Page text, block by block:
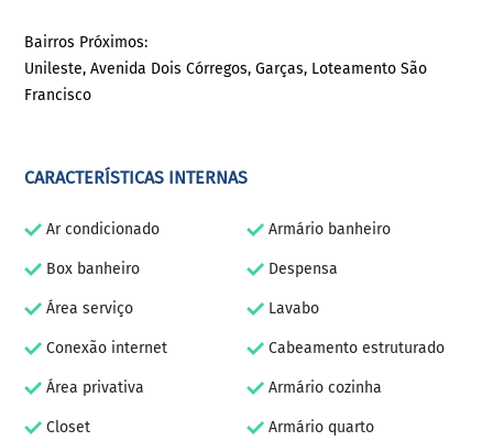
Bairros Próximos:
Unileste, Avenida Dois Córregos, Garças, Loteamento São
Francisco
CARACTERÍSTICAS INTERNAS
Ar condicionado Armário banheiro
Box banheiro Despensa
Área serviço Lavabo
Conexão internet Cabeamento estruturado
Área privativa Armário cozinha
Closet Armário quarto